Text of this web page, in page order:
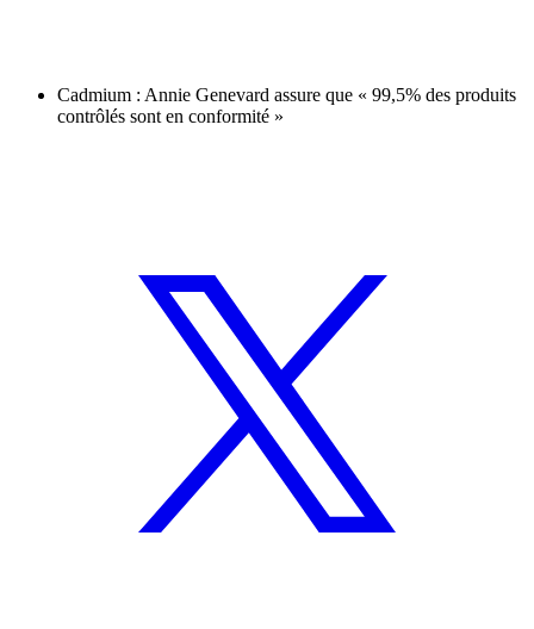
Cadmium : Annie Genevard assure que « 99,5% des produits
contrôlés sont en conformité »